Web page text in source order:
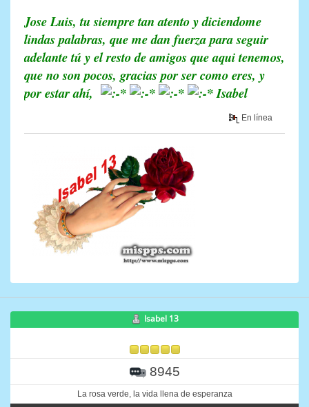
Jose Luis, tu siempre tan atento y diciendome
lindas palabras, que me dan fuerza para seguir
adelante tú y el resto de amigos que aqui tenemos,
que no son pocos, gracias por ser como eres, y
por estar ahí,
Isabel
En línea
Isabel 13
8945
La rosa verde, la vida llena de esperanza